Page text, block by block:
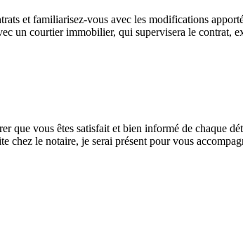
et familiarisez-vous avec les modifications
un courtier immobilier, qui supervisera le contrat,
vous êtes satisfait et bien informé de chaque
le notaire, je serai présent pour vous